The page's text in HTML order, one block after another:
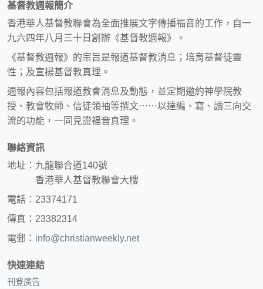
基督教週報簡介
香港華人基督教聯會為全面推展文字傳播福音的工作，自一
九六四年八月三十日創辦《基督教週報》。
《基督教週報》的宗旨是報道基督教消息；培育基督徒靈
性；及宣揚基督教真理。
週報內容包括報道教會消息及動態，並定期邀約神學院教
授、教會牧師、信徒領袖等撰文⋯⋯以達編、寫、讀三向交
流的功能，一同見證福音真理。
聯絡資訊
地址：九龍聯合道140號
香港華人基督教聯會大樓
電話：23374171
傳真：23382314
電郵： info@christianweekly.net
快速連結
刊登廣告